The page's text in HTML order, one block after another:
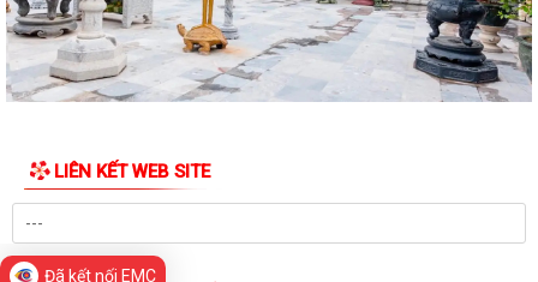
LIÊN KẾT WEB SITE
Đã kết nối EMC